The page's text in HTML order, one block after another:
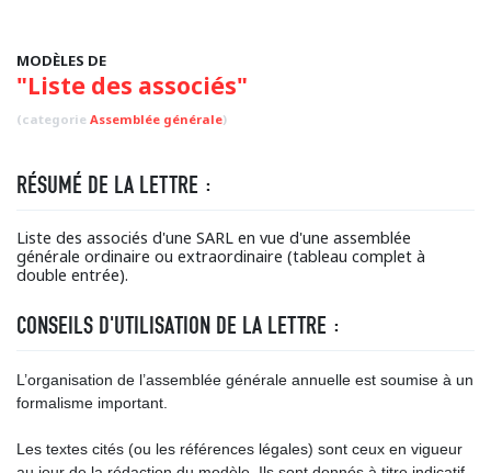
MODÈLES DE
"Liste des associés"
(categorie Assemblée générale)
RÉSUMÉ DE LA LETTRE :
Liste des associés d'une SARL en vue d'une assemblée
générale ordinaire ou extraordinaire (tableau complet à
double entrée).
CONSEILS D'UTILISATION DE LA LETTRE :
L’organisation de l’assemblée générale annuelle est soumise à un
formalisme important.
Les textes cités (ou les références légales) sont ceux en vigueur